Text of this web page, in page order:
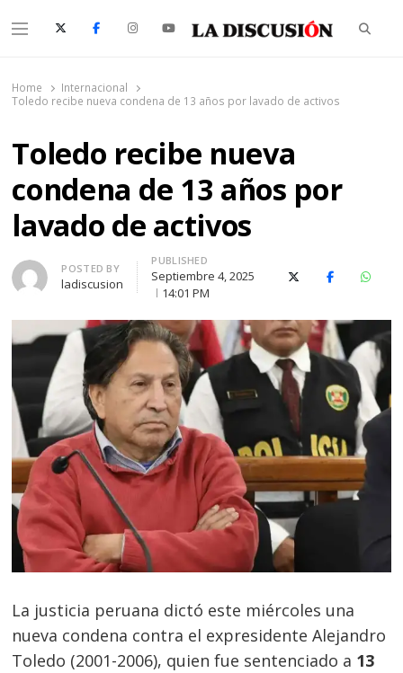
Menu
Home
Internacional
Toledo recibe nueva condena de 13 años por lavado de activos
Toledo recibe nueva
condena de 13 años por
lavado de activos
Author
POSTED BY
ladiscusion
PUBLISHED
Septiembre 4, 2025
14:01 PM
X (Twitter)Facebook
La justicia peruana dictó este miércoles una
nueva condena contra el expresidente Alejandro
Toledo (2001-2006), quien fue sentenciado a 13